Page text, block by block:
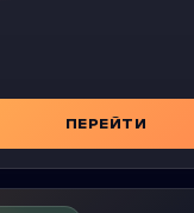
ПЕРЕЙТИ